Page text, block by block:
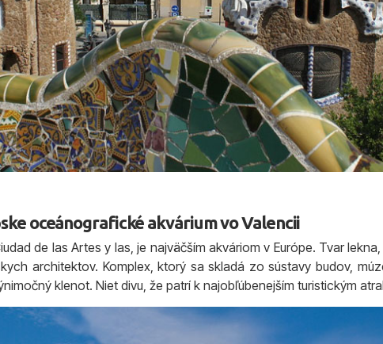
oceánografické akvárium vo Valencii
de las Artes y las, je najväčším akváriom v Európe. Tvar
architektov. Komplex, ktorý sa skladá zo sústavy budov,
klenot. Niet divu, že patrí k najobľúbenejším turistickým